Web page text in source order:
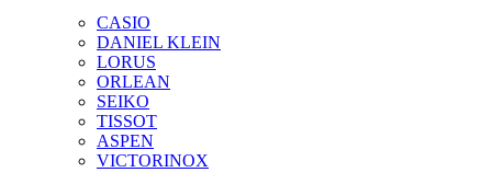
CASIO
DANIEL KLEIN
LORUS
ORLEAN
SEIKO
TISSOT
ASPEN
VICTORINOX